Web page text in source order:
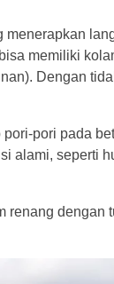
memiliki
Dengan
pori pada
alami, seperti
renang dengan